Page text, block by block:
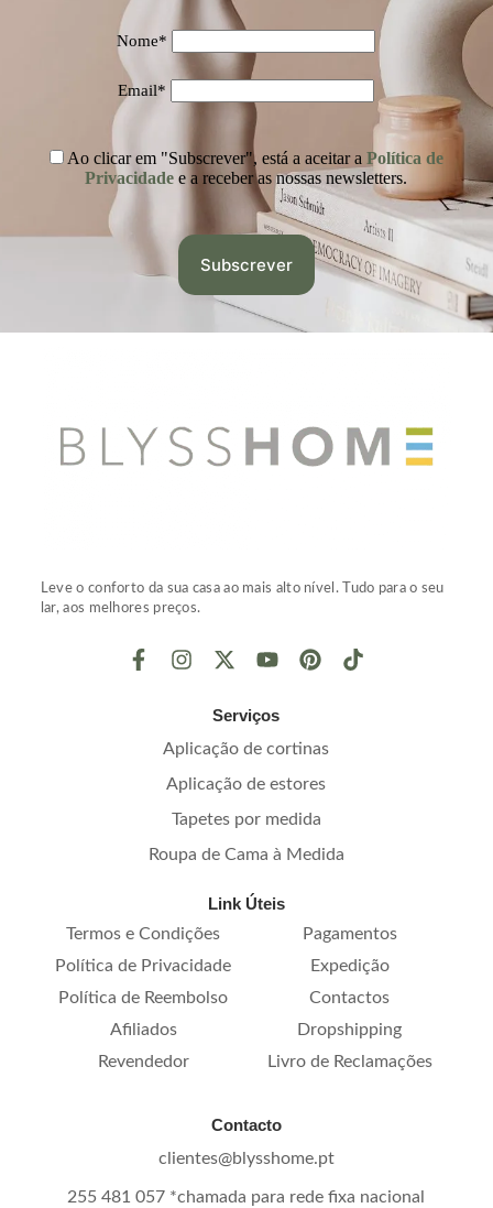
Nome*
Email*
Ao clicar em "Subscrever", está a aceitar a Política de
Privacidade e a receber as nossas newsletters.
Leve o conforto da sua casa ao mais alto nível. Tudo para o seu
lar, aos melhores preços.
Serviços
Aplicação de cortinas
Aplicação de estores
Tapetes por medida
Roupa de Cama à Medida
Link Úteis
Termos e Condições
Pagamentos
Política de Privacidade
Expedição
Política de Reembolso
Contactos
Afiliados
Dropshipping
Revendedor
Livro de Reclamações
Contacto
clientes@blysshome.pt
255 481 057 *chamada para rede fixa nacional